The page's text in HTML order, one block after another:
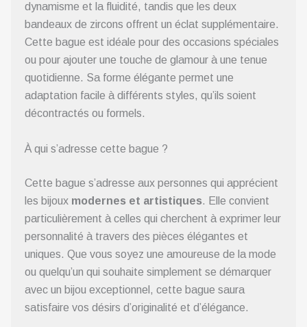
dynamisme et la fluidité, tandis que les deux
bandeaux de zircons offrent un éclat supplémentaire.
Cette bague est idéale pour des occasions spéciales
ou pour ajouter une touche de glamour à une tenue
quotidienne. Sa forme élégante permet une
adaptation facile à différents styles, qu’ils soient
décontractés ou formels.
À qui s’adresse cette bague ?
Cette bague s’adresse aux personnes qui apprécient
les bijoux modernes et artistiques. Elle convient
particulièrement à celles qui cherchent à exprimer leur
personnalité à travers des pièces élégantes et
uniques. Que vous soyez une amoureuse de la mode
ou quelqu’un qui souhaite simplement se démarquer
avec un bijou exceptionnel, cette bague saura
satisfaire vos désirs d’originalité et d’élégance.